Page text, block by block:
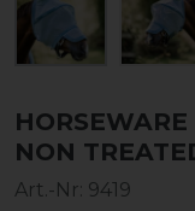
NON
Art.-Nr: 9419